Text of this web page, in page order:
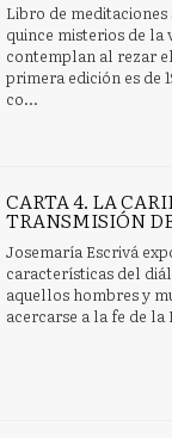
Libro de
quince misterios de la
contemplan al rezar
primera edición es de
co...
CARTA 4. LA
TRANSMISIÓN
Josemaría Escrivá
características del
aquellos hombres y
acercarse a la fe de la